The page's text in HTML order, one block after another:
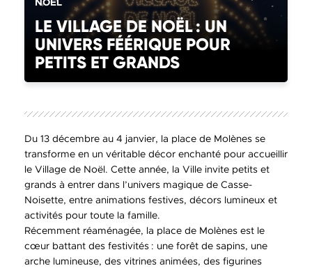
LE VILLAGE DE NOËL : UN
UNIVERS FÉÉRIQUE POUR
PETITS ET GRANDS
Du 13 décembre au 4 janvier, la place de Molènes se
transforme en un véritable décor enchanté pour accueillir
le Village de Noël. Cette année, la Ville invite petits et
grands à entrer dans l’univers magique de Casse-
Noisette, entre animations festives, décors lumineux et
activités pour toute la famille.
Récemment réaménagée, la place de Molènes est le
cœur battant des festivités : une forêt de sapins, une
arche lumineuse, des vitrines animées, des figurines